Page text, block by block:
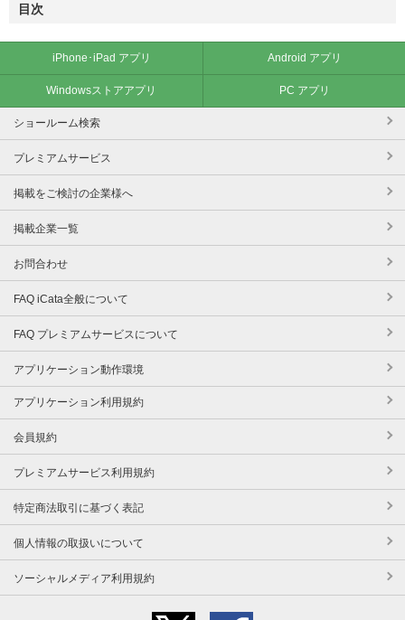
目次
iPhone･iPad アプリ Android アプリ
Windowsストアアプリ PC アプリ
ショールーム検索
プレミアムサービス
掲載をご検討の企業様へ
掲載企業一覧
お問合わせ
FAQ iCata全般について
FAQ プレミアムサービスについて
アプリケーション動作環境
アプリケーション利用規約
会員規約
プレミアムサービス利用規約
特定商法取引に基づく表記
個人情報の取扱いについて
ソーシャルメディア利用規約